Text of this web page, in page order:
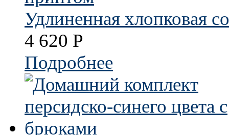
Удлиненная хлопковая
4 620 Р
Подробнее